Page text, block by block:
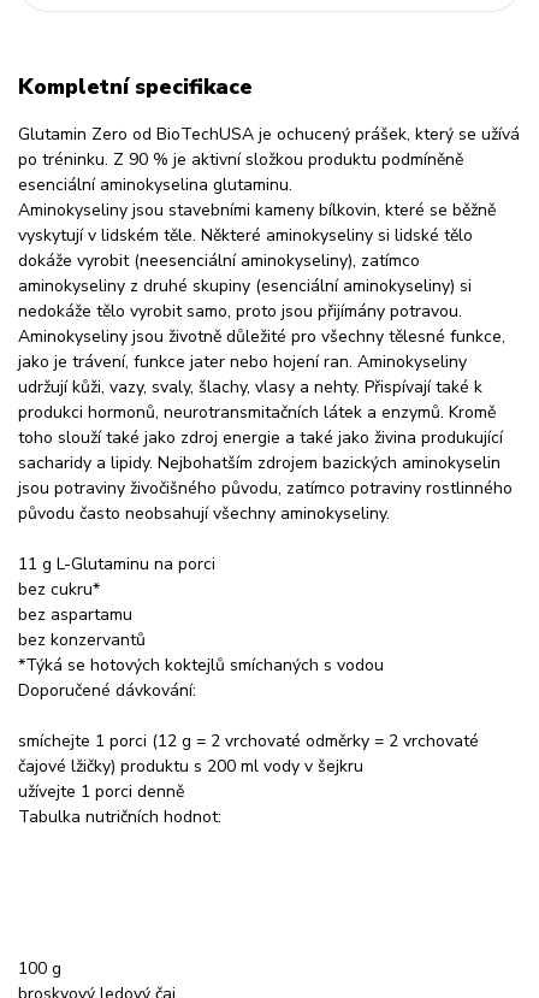
Kompletní specifikace
Glutamin Zero od BioTechUSA je ochucený prášek, který se užívá
po tréninku. Z 90 % je aktivní složkou produktu podmíněně
esenciální aminokyselina glutaminu.
Aminokyseliny jsou stavebními kameny bílkovin, které se běžně
vyskytují v lidském těle. Některé aminokyseliny si lidské tělo
dokáže vyrobit (neesenciální aminokyseliny), zatímco
aminokyseliny z druhé skupiny (esenciální aminokyseliny) si
nedokáže tělo vyrobit samo, proto jsou přijímány potravou.
Aminokyseliny jsou životně důležité pro všechny tělesné funkce,
jako je trávení, funkce jater nebo hojení ran. Aminokyseliny
udržují kůži, vazy, svaly, šlachy, vlasy a nehty. Přispívají také k
produkci hormonů, neurotransmitačních látek a enzymů. Kromě
toho slouží také jako zdroj energie a také jako živina produkující
sacharidy a lipidy. Nejbohatším zdrojem bazických aminokyselin
jsou potraviny živočišného původu, zatímco potraviny rostlinného
původu často neobsahují všechny aminokyseliny.
11 g L-Glutaminu na porci
bez cukru*
bez aspartamu
bez konzervantů
*Týká se hotových koktejlů smíchaných s vodou
Doporučené dávkování:
smíchejte 1 porci (12 g = 2 vrchovaté odměrky = 2 vrchovaté
čajové lžičky) produktu s 200 ml vody v šejkru
užívejte 1 porci denně
Tabulka nutričních hodnot:
100 g
broskvový ledový čaj